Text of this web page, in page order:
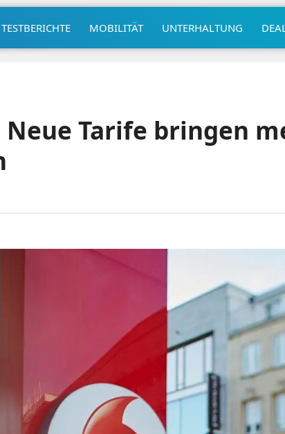
TESTBERICHTE MOBILITÄT UNTERHALTUNG
Neue Tarife bringen